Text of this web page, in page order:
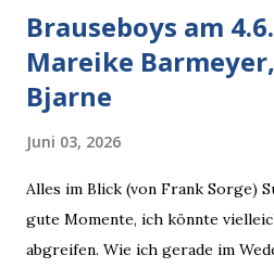
Brauseboys am
Mareike
Bjarne
Juni 03, 2026
Alles im Blick (von Frank Sorge)
gute Momente, ich könnte
abgreifen. Wie ich gerade im